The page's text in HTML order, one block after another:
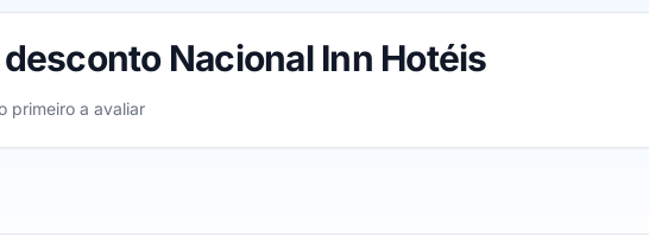
Nacional Inn Hotéis
Hotéis, de 1 a 5 estrelas
primeiro a avaliar